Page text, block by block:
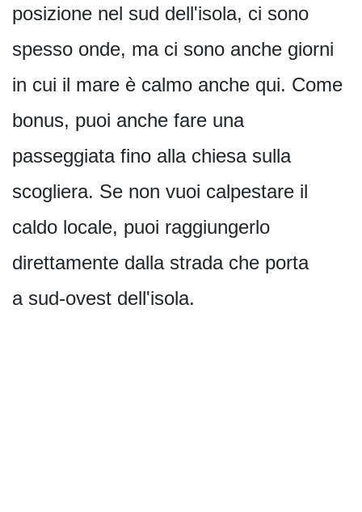
posizione nel sud dell'isola, ci sono
spesso onde, ma ci sono anche giorni
in cui il mare è calmo anche qui. Come
bonus, puoi anche fare una
passeggiata fino alla chiesa sulla
scogliera. Se non vuoi calpestare il
caldo locale, puoi raggiungerlo
direttamente dalla strada che porta
a sud-ovest dell'isola.